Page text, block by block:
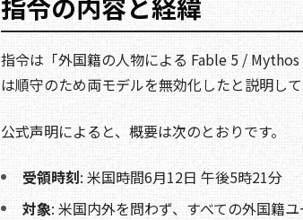
指令は「外国籍の人物による Fable 5 /
は順守のため両モデルを無効化したと説明して
公式声明によると、概要は次のとおりです。
受領時刻: 米国時間6月12日 午後5時21分
対象: 米国内外を問わず、すべての外国籍